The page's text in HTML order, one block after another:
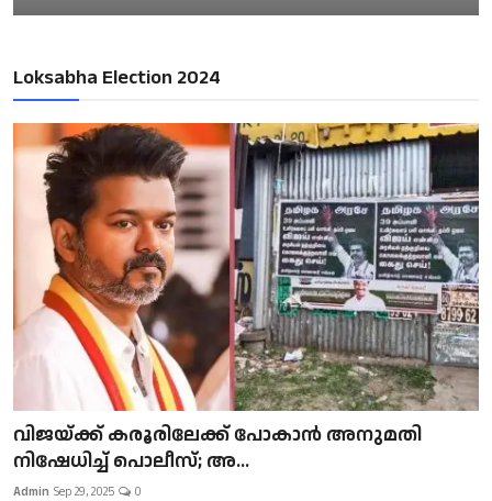
Loksabha Election 2024
വിജയ്ക്ക് കരൂരിലേക്ക് പോകാൻ അനുമതി
നിഷേധിച്ച് പൊലീസ്; അ...
Admin Sep 29, 2025 0